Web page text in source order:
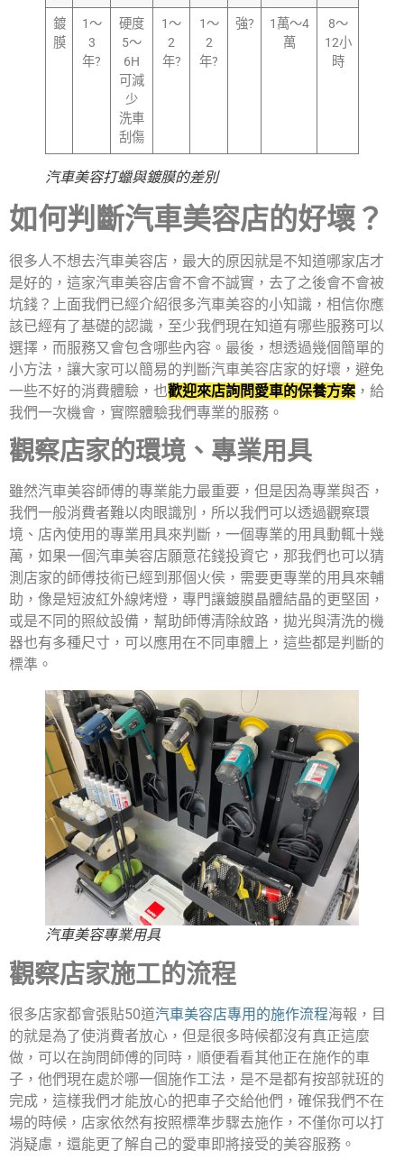
鍍
膜
1～
3
年?
硬度
5～
6H
可減
少
洗車
刮傷
1～
2
年?
1～
2
年?
強?
1萬～4
萬
8～
12小
時
汽車美容打蠟與鍍膜的差別
如何判斷汽車美容店的好壞？
很多人不想去汽車美容店，最大的原因就是不知道哪家店才
是好的，這家汽車美容店會不會不誠實，去了之後會不會被
坑錢？上面我們已經介紹很多汽車美容的小知識，相信你應
該已經有了基礎的認識，至少我們現在知道有哪些服務可以
選擇，而服務又會包含哪些內容。最後，想透過幾個簡單的
小方法，讓大家可以簡易的判斷汽車美容店家的好壞，避免
一些不好的消費體驗，也歡迎來店詢問愛車的保養方案 ，給
我們一次機會，實際體驗我們專業的服務。
觀察店家的環境、專業用具
雖然汽車美容師傅的專業能力最重要，但是因為專業與否，
我們一般消費者難以肉眼識別，所以我們可以透過觀察環
境、店內使用的專業用具來判斷，一個專業的用具動輒十幾
萬，如果一個汽車美容店願意花錢投資它，那我們也可以猜
測店家的師傅技術已經到那個火侯，需要更專業的用具來輔
助，像是短波紅外線烤燈，專門讓鍍膜晶體結晶的更堅固，
或是不同的照紋設備，幫助師傅清除紋路，拋光與清洗的機
器也有多種尺寸，可以應用在不同車體上，這些都是判斷的
標準。
汽車美容專業用具
觀察店家施工的流程
很多店家都會張貼50道汽車美容店專用的施作流程海報，目
的就是為了使消費者放心，但是很多時候都沒有真正這麼
做，可以在詢問師傅的同時，順便看看其他正在施作的車
子，他們現在處於哪一個施作工法，是不是都有按部就班的
完成，這樣我們才能放心的把車子交給他們，確保我們不在
場的時候，店家依然有按照標準步驟去施作，不僅你可以打
消疑慮，還能更了解自己的愛車即將接受的美容服務。